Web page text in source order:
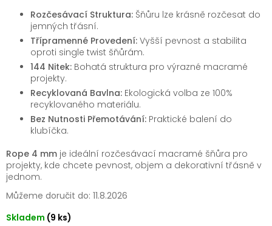
Skladem (9 ks)
Můžeme doručit do: 11.8.2026
Rozčesávací Struktura: Šňůru lze krásně rozčesat do
jemných třásní.
Třípramenné Provedení: Vyšší pevnost a stabilita
oproti single twist šňůrám.
144 Nitek: Bohatá struktura pro výrazné macramé
projekty.
Recyklovaná Bavlna: Ekologická volba ze 100%
recyklovaného materiálu.
Bez Nutnosti Přemotávání: Praktické balení do
klubíčka.
Rope 4 mm je ideální rozčesávací macramé šňůra pro
projekty, kde chcete pevnost, objem a dekorativní třásně v
jednom.